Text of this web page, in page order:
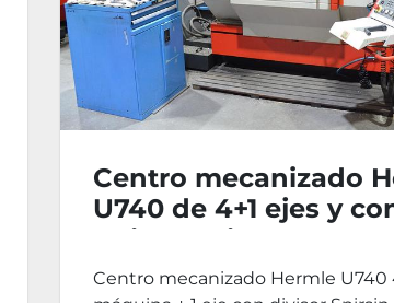
mecanizado Hermle
de 4+1 ejes y control
mecanizado Hermle U740 4 ejes en